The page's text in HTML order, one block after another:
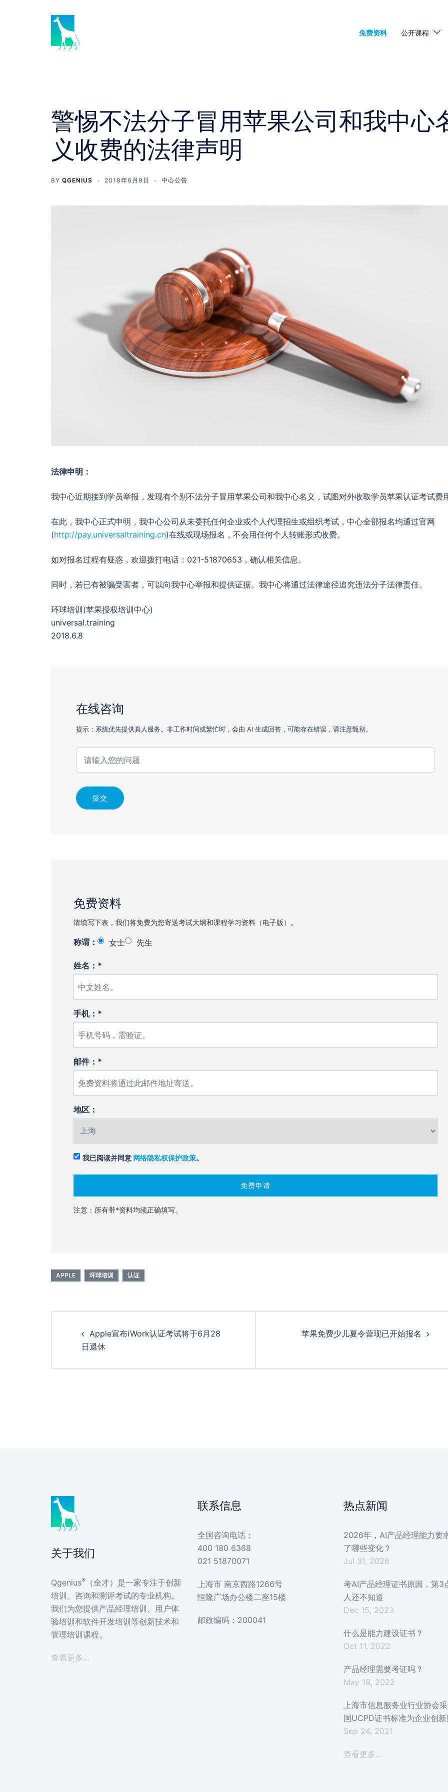
免费资料 公开课程
警惕不法分子冒用苹果公司和我中心
义收费的法律声明
BY QGENIUS 2018年6月9日 中心公告
法律申明：
我中心近期接到学员举报，发现有个别不法分子冒用苹果公司和我中心名义，试图对外收取学员苹果认证考试费
在此，我中心正式申明，我中心公司从未委托任何企业或个人代理招生或组织考试，中心全部报名均通过官网
(http://pay.universaltraining.cn)在线或现场报名，不会用任何个人转账形式收费。
如对报名过程有疑惑，欢迎拨打电话：021-51870653，确认相关信息。
同时，若已有被骗受害者，可以向我中心举报和提供证据。我中心将通过法律途径追究违法分子法律责任。
环球培训(苹果授权培训中心)
universal.training
2018.6.8
在线咨询
提示：系统优先提供真人服务。非工作时间或繁忙时，会由 AI 生成回答，可能存在错误，请注意甄别。
提交
免费资料
请填写下表，我们将免费为您寄送考试大纲和课程学习资料（电子版）。
称谓： 女士 先生
姓名：*
手机：*
邮件：*
地区：
我已阅读并同意 网络隐私权保护政策。
注意：所有带*资料均须正确填写。
APPLE 环球培训 认证
navigation
Apple宣布iWork认证考试将于6月28
日退休
苹果免费少儿夏令营现已开始报名
关于我们
Qgenius®
（全才）是一家专注于创新
培训、咨询和测评考试的专业机构。
我们为您提供产品经理培训、用户体
验培训和软件开发培训等创新技术和
管理培训课程。
查看更多…
联系信息
全国咨询电话：
400 180 6368
021 51870071
上海市 南京西路1266号
恒隆广场办公楼二座15楼
邮政编码：200041
热点新闻
2026年，AI产品经理能力要
了哪些变化？
Jul 31, 2026
考AI产品经理证书原因，第3
人还不知道
Dec 15, 2023
什么是能力建设证书？
Oct 11, 2022
产品经理需要考证吗？
May 18, 2022
上海市信息服务业行业协会
国UCPD证书标准为企业创
Sep 24, 2021
查看更多…